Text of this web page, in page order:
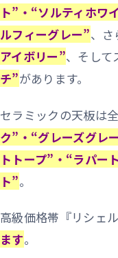
ト”・“ソルティホワ
ルフィーグレー”、さ
アイボリー”、そして
チ”があります。
セラミックの天板は
ク”・“グレーズグレ
トトープ”・“ラパー
ト”。
高級価格帯『リシェ
ます。